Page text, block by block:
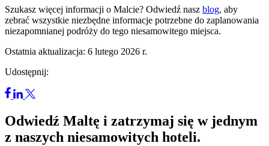
Szukasz więcej informacji o Malcie? Odwiedź nasz blog, aby
zebrać wszystkie niezbędne informacje potrzebne do zaplanowania
niezapomnianej podróży do tego niesamowitego miejsca.
Ostatnia aktualizacja: 6 lutego 2026 r.
Udostępnij:
Odwiedź Maltę i zatrzymaj się w jednym
z naszych niesamowitych hoteli.